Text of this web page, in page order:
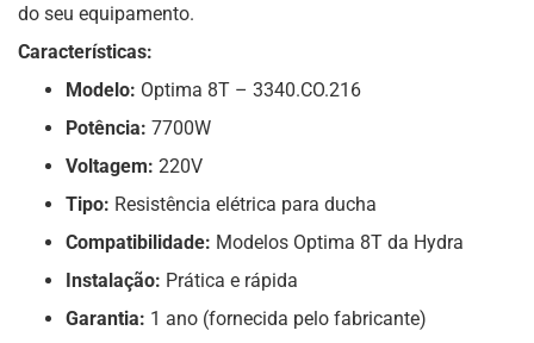
do seu equipamento.
Características:
Modelo: Optima 8T – 3340.CO.216
Potência: 7700W
Voltagem: 220V
Tipo: Resistência elétrica para ducha
Compatibilidade: Modelos Optima 8T da Hydra
Instalação: Prática e rápida
Garantia: 1 ano (fornecida pelo fabricante)